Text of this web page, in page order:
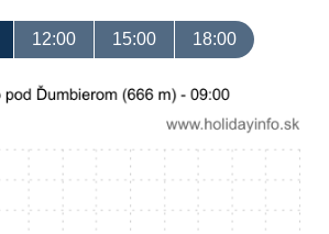
12:00 15:00 18:00